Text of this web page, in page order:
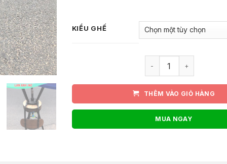
KIỂU GHẾ
THÊM VÀO GIỎ HÀNG
MUA NGAY